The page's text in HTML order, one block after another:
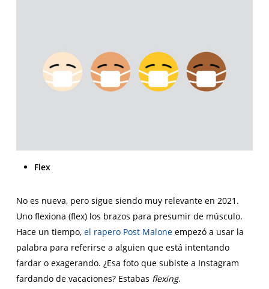
Flex
No es nueva, pero sigue siendo muy relevante en 2021.
Uno flexiona (flex) los brazos para presumir de músculo.
Hace un tiempo, el rapero Post Maloneempezó a usar la
palabra para referirse a alguien que está intentando
fardar o exagerando. ¿Esa foto que subiste a Instagram
fardando de vacaciones? Estabas flexing.